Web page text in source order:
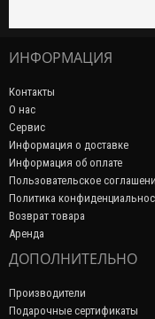
ИНФОРМАЦИЯ
Контакты
О нас
Сервис
Информация о доставке
Информация об оплате
Пользовательское
Политика
Возврат товара
Аренда
ДОПОЛНИТЕЛЬНО
Производители
Подарочные сертификаты